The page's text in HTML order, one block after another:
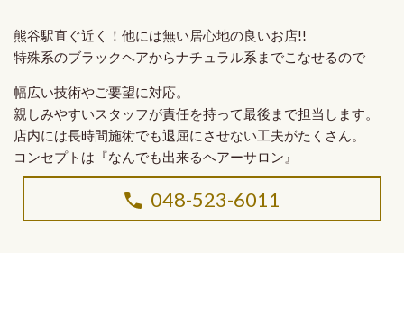
熊谷駅直ぐ近く！他には無い居心地の良いお店!!
特殊系のブラックヘアからナチュラル系 までこなせるので
幅広い技術やご要望に対応。
親しみやすいスタッフが責任を持って最後まで担当 します。
店内には長時間施術でも退屈にさせない工夫がたくさん。
コンセプトは 『なんでも出来るヘアーサロン』
048-523-6011